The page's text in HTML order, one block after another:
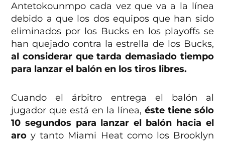
Antetokounmpo cada vez que va a la línea
debido a que los dos equipos que han sido
eliminados por los Bucks en los playoffs se
han quejado contra la estrella de los Bucks,
al considerar que tarda demasiado tiempo
para lanzar el balón en los tiros libres.
Cuando el árbitro entrega el balón al
jugador que está en la línea, éste tiene sólo
10 segundos para lanzar el balón hacia el
aro y tanto Miami Heat como los Brooklyn